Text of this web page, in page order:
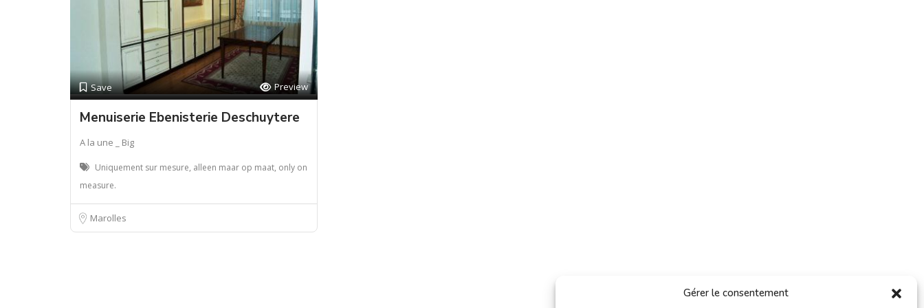
Gérer le consentement
Save Preview
Menuiserie Ebenisterie Deschuytere
A la une _ Big
Uniquement sur mesure, alleen maar op maat, only on
measure.
Marolles